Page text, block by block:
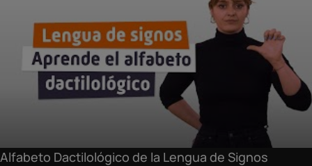
Alfabeto Dactilológico de la Lengua de Signos